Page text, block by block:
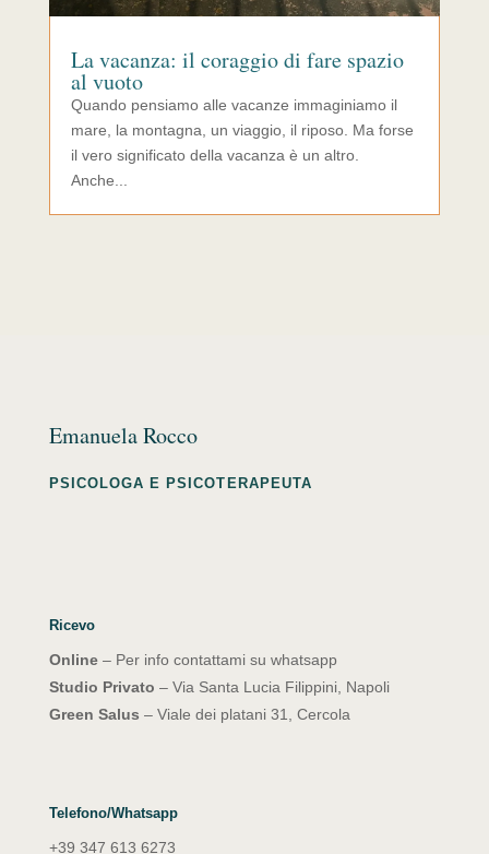
La vacanza: il coraggio di fare spazio
al vuoto
Quando pensiamo alle vacanze immaginiamo il
mare, la montagna, un viaggio, il riposo. Ma forse
il vero significato della vacanza è un altro.
Anche...
Emanuela Rocco
PSICOLOGA E PSICOTERAPEUTA
Ricevo
Online– Per info contattami su whatsapp
Studio Privato – Via Santa Lucia Filippini, Napoli
Green Salus – Viale dei platani 31, Cercola
Telefono/Whatsapp
+39 347 613 6273